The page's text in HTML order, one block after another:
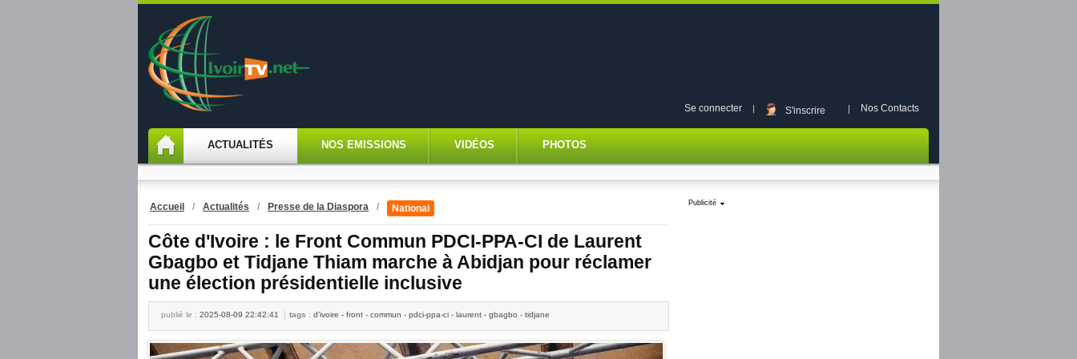
ACTUALITÉS NOS EMISSIONS VIDÉOS PHOTOS
Se connecter S'inscrire Nos Contacts
Accueil / Actualités / Presse de la Diaspora / National
Côte d'Ivoire : le Front Commun PDCI-PPA-CI de Laurent
Gbagbo et Tidjane Thiam marche à Abidjan pour réclamer
une élection présidentielle inclusive
publiè le : 2025-08-09 22:42:41 tags : d'ivoire - front - commun - pdci-ppa-ci - laurent - gbagbo - tidjane
Publicité